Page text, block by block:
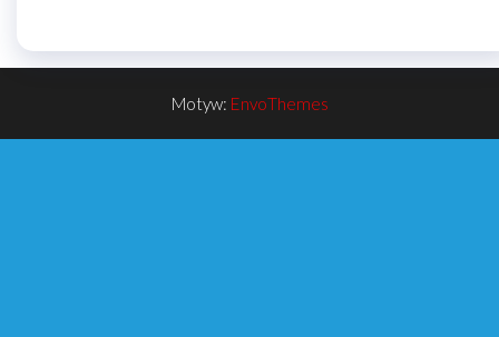
Motyw: EnvoThemes